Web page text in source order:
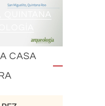
QUINTANA
CASA